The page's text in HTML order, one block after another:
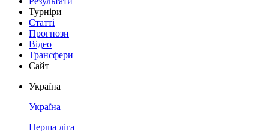
Турніри
Статті
Прогнози
Відео
Трансфери
Сайт
Україна
Україна
Перша ліга